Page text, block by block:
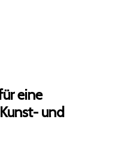
eine
und